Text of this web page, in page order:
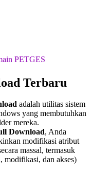
PETGES
Terbaru
adalah utilitas sistem
yang membutuhkan
mereka.
Download, Anda
modifikasi atribut
massal, termasuk
modifikasi, dan akses)